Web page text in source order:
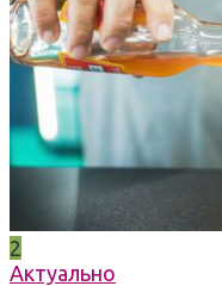
2
Актуально